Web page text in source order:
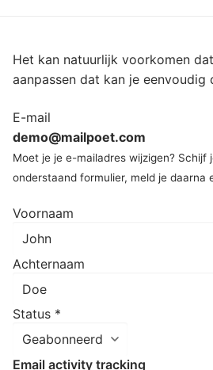
Het kan natuurlijk voorkomen
aanpassen dat kan je eenvoudig
E-mail
demo@mailpoet.com
Moet je je e-mailadres wijzigen? Schijf
onderstaand formulier, meld je daarna
Voornaam
Achternaam
Status *
Email activity tracking